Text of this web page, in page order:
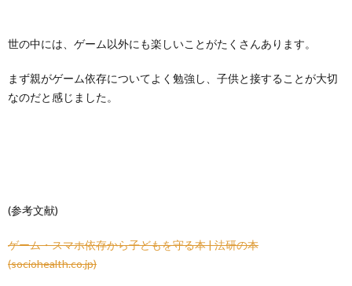
世の中には、ゲーム以外にも楽しいことがたくさんあります。
まず親がゲーム依存についてよく勉強し、子供と接することが大切
なのだと感じました。
(参考文献)
ゲーム・スマホ依存から子どもを守る本 | 法研の本
(sociohealth.co.jp)